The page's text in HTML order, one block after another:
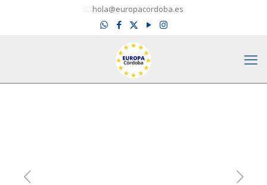
hola@europacordoba.es